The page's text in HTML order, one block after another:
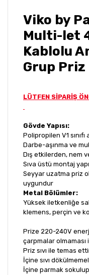
Viko by
Multi-let
Kablolu
Grup Priz
LÜTFEN SİPARİŞ
Gövde Yapısı:
Polipropilen V1 sınıfı
Darbe-aşınma ve
Dış etkilerden, nem
Sıva üstü montaj
Seyyar uzatma priz
uygundur
Metal Bölümler:
Yüksek iletkenliğe
klemens, perçin ve
Prize 220-240V
çarpmalar olmaması
Priz sıvı ile temas
İçine sıvı
İçine parmak sokulup